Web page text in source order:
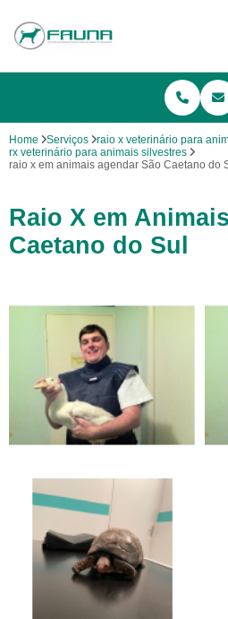
Home Serviços
raio x veterinário para
rx veterinário para animais silvestres
raio x em animais agendar São Caetano do
Raio X em
Caetano do Sul